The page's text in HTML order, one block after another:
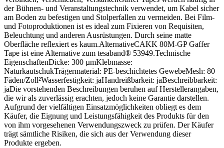
der Bühnen- und Veranstaltungstechnik verwendet, um Kabel sicher
am Boden zu befestigen und Stolperfallen zu vermeiden. Bei Film-
und Fotoproduktionen ist es ideal zum Fixieren von Requisiten,
Beleuchtung und anderen Ausrüstungen. Durch seine matte
Oberfläche reflexiert es kaum.AlternativeCAKK 80M-GP Gaffer
Tape ist eine Alternative zum tesaband® 53949.Technische
EigenschaftenDicke: 300 µmKlebmasse:
NaturkautschukTrägermaterial: PE-beschichtetes GewebeMesh: 80
Fäden/Zoll²Wasserfestigkeit: jaHandreißbarkeit: jaBeschreibbarkeit:
jaDie vorstehenden Beschreibungen beruhen auf Herstellerangaben,
die wir als zuverlässig erachten, jedoch keine Garantie darstellen.
Aufgrund der vielfältigen Einsatzmöglichkeiten obliegt es dem
Käufer, die Eignung und Leistungsfähigkeit des Produkts für den
von ihm vorgesehenen Verwendungszweck zu prüfen. Der Käufer
trägt sämtliche Risiken, die sich aus der Verwendung dieser
Produkte ergeben.